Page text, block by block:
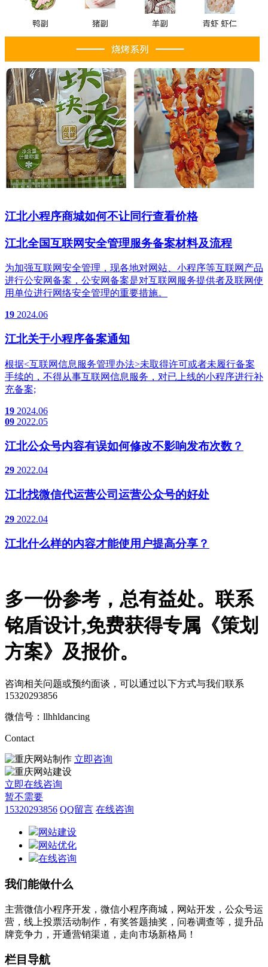
江北小程序商城如何不让同行查看价格
江北全国互联网安全管理服务备案材料及流程
为加强互联网安全管理，现各地对网站、小程序等互联网产品
进行公安网备案，公安网备案是对互联网服务提供者及联网使
用单位进行网络安全管理的重要措施。
19 2024.06
江北关于小程序备案通知
根据<互联网信息服务管理办法>未取得许可或者未履行备案
手续的，不得从事互联网信息服务，对已上线的小程序进行补
充备案;
19 2024.06
09 2022.05
江北公众号内容有误如何修改不影响发布次数？
29 2022.04
江北找微信代运营公司运营公众号的好处
29 2022.04
江北什么样的内容才能使用户提高分享？
多一份参考，总有益处。联系
铭盾设计,免费获得专属《策划
方案》及报价。
咨询相关问题或预约面谈，可以通过以下方式与我们联系
15320293856
微信号：llhhldancing
Contact
立即咨询
立即在线咨询
暂不需要
15320293856 QQ留言 在线咨询
网站建设
网站优化
在线咨询
我们能做什么
主营微信小程序开发，微信小程序商城，网站开发，公众号运
营，线上投票活动制作，有奖答题抽奖，问卷调查等，提升品
牌竞争力，开通营销渠道，走向市场新格局！
栏目导航